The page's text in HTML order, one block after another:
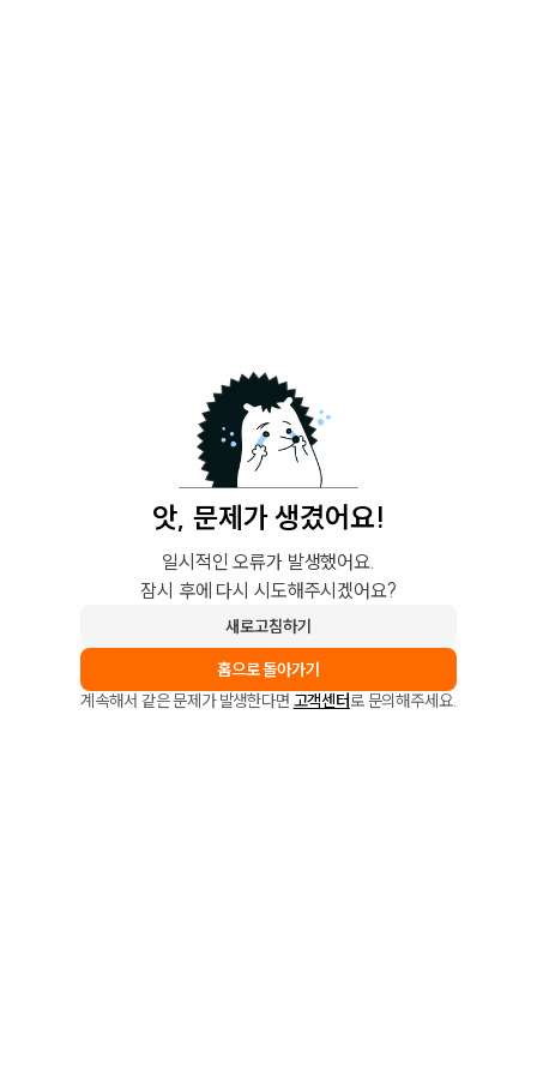
앗, 문제가 생겼어요!
일시적인 오류가 발생했어요.
잠시 후에 다시 시도해주시겠어요?
새로고침하기
홈으로 돌아가기
계속해서 같은 문제가 발생한다면 고객센터로 문의해주세요.